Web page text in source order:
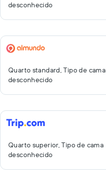
desconhecido
Quarto standard, Tipo de cama
desconhecido
Quarto superior, Tipo de cama
desconhecido